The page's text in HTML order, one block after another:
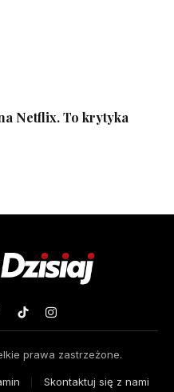
Netflix. To krytyka
TikTokInstagram
prawa zastrzeżone.
Skontaktuj się z nami